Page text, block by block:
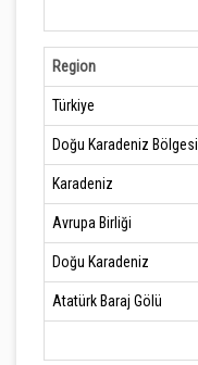
Region
Türkiye
Doğu Karadeniz Bölgesi
Karadeniz
Avrupa Birliği
Doğu Karadeniz
Atatürk Baraj Gölü